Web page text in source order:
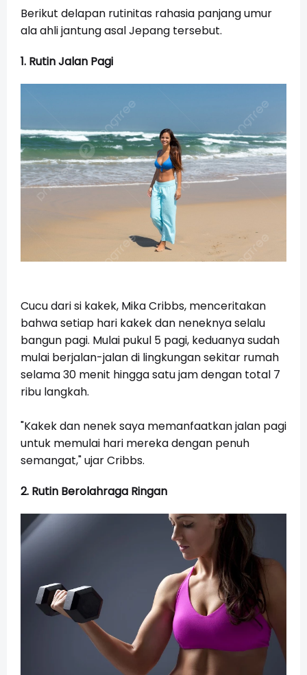
Berikut delapan rutinitas rahasia panjang umur
ala ahli jantung asal Jepang tersebut.
1. Rutin Jalan Pagi
Cucu dari si kakek, Mika Cribbs, menceritakan
bahwa setiap hari kakek dan neneknya selalu
bangun pagi. Mulai pukul 5 pagi, keduanya sudah
mulai berjalan-jalan di lingkungan sekitar rumah
selama 30 menit hingga satu jam dengan total 7
ribu langkah.
"Kakek dan nenek saya memanfaatkan jalan pagi
untuk memulai hari mereka dengan penuh
semangat," ujar Cribbs.
2. Rutin Berolahraga Ringan